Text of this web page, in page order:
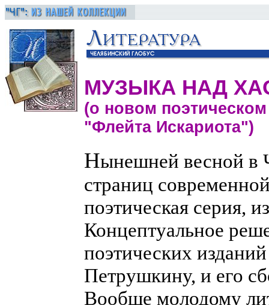
МУЗЫКА НАД
(о новом
"Флейта Искариота")
Нынешней весной в
страниц
поэтическая серия,
Концептуальное
поэтических
Петрушкину, и его
Вообще молодому